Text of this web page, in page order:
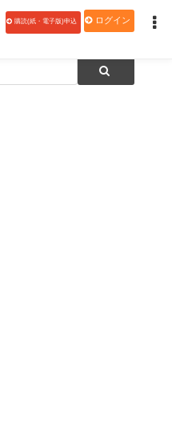
購読(紙・電子版)申込 ログイン